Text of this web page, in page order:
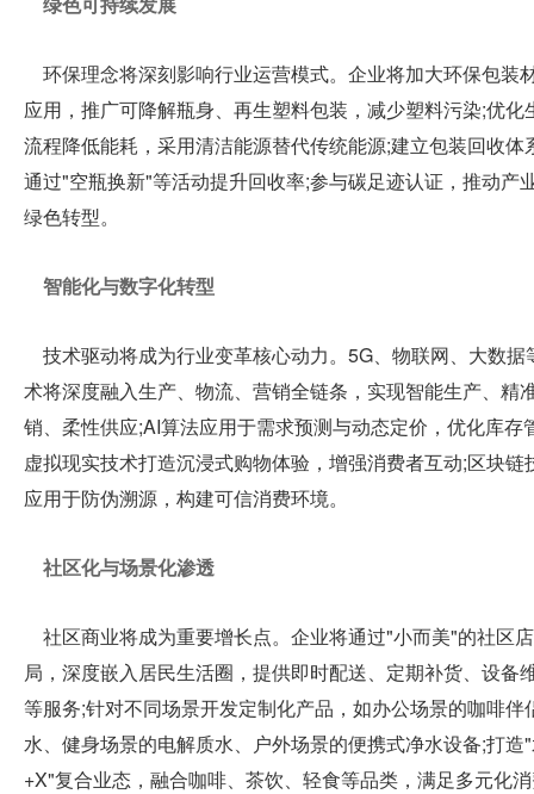
环保理念将深刻影响行业运营模式。企业将加大环保包装
应用，推广可降解瓶身、再生塑料包装，减少塑料污染;优化
流程降低能耗，采用清洁能源替代传统能源;建立包装回收体
通过"空瓶换新"等活动提升回收率;参与碳足迹认证，推动产
绿色转型。
智能化与数字化转型
技术驱动将成为行业变革核心动力。5G、物联网、大数据
术将深度融入生产、物流、营销全链条，实现智能生产、精
销、柔性供应;AI算法应用于需求预测与动态定价，优化库存
虚拟现实技术打造沉浸式购物体验，增强消费者互动;区块链
应用于防伪溯源，构建可信消费环境。
社区化与场景化渗透
社区商业将成为重要增长点。企业将通过"小而美"的社区
局，深度嵌入居民生活圈，提供即时配送、定期补货、设备
等服务;针对不同场景开发定制化产品，如办公场景的咖啡伴
水、健身场景的电解质水、户外场景的便携式净水设备;打造
+X"复合业态，融合咖啡、茶饮、轻食等品类，满足多元化